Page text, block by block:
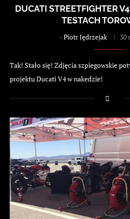
DUCATI STREETFIGHTER
TESTACH
-Piotr Jędrzejak 30
Tak! Stało się! Zdjęcia szpiegowskie
projektu Ducati V4 w nakedzie!